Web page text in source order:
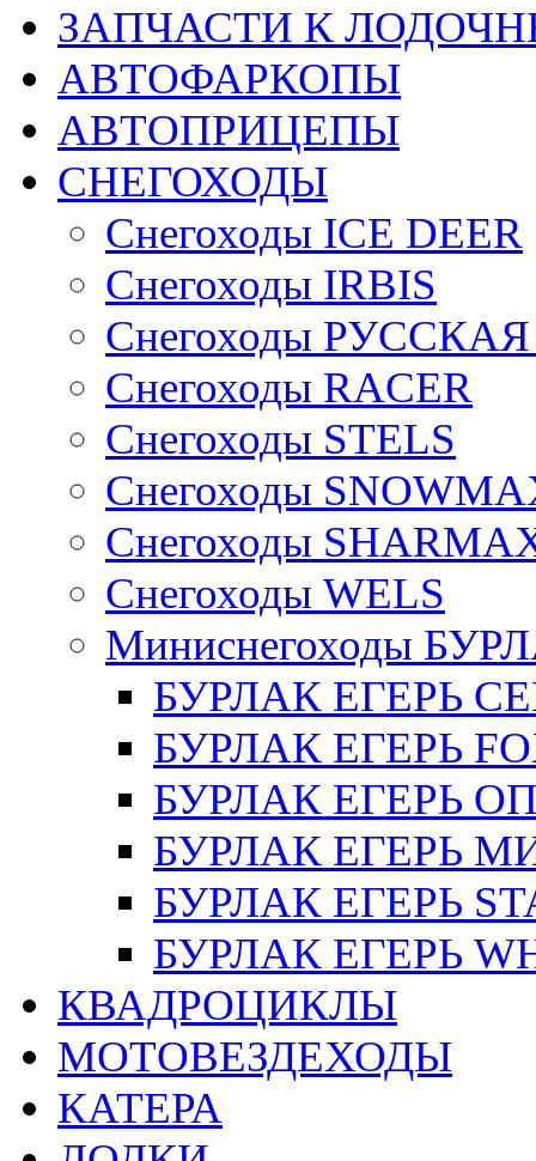
ЗАПЧАСТИ К
АВТОФАРКОПЫ
АВТОПРИЦЕПЫ
СНЕГОХОДЫ
Снегоходы ICE DEER
Снегоходы IRBIS
Снегоходы
Снегоходы RACER
Снегоходы STELS
Снегоходы
Снегоходы
Снегоходы WELS
Миниснегоходы
БУРЛАК ЕГЕРЬ
БУРЛАК ЕГЕРЬ
БУРЛАК ЕГЕРЬ
БУРЛАК ЕГЕРЬ
БУРЛАК ЕГЕРЬ
БУРЛАК ЕГЕРЬ
КВАДРОЦИКЛЫ
МОТОВЕЗДЕХОДЫ
КАТЕРА